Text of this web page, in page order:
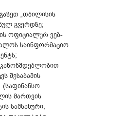
„თბილისის
გვერდზე;
ოფიციალურ ვებ-
საინფორმაციო
კანონმდებლობით
შესაბამის
მართვის
სამსახური,